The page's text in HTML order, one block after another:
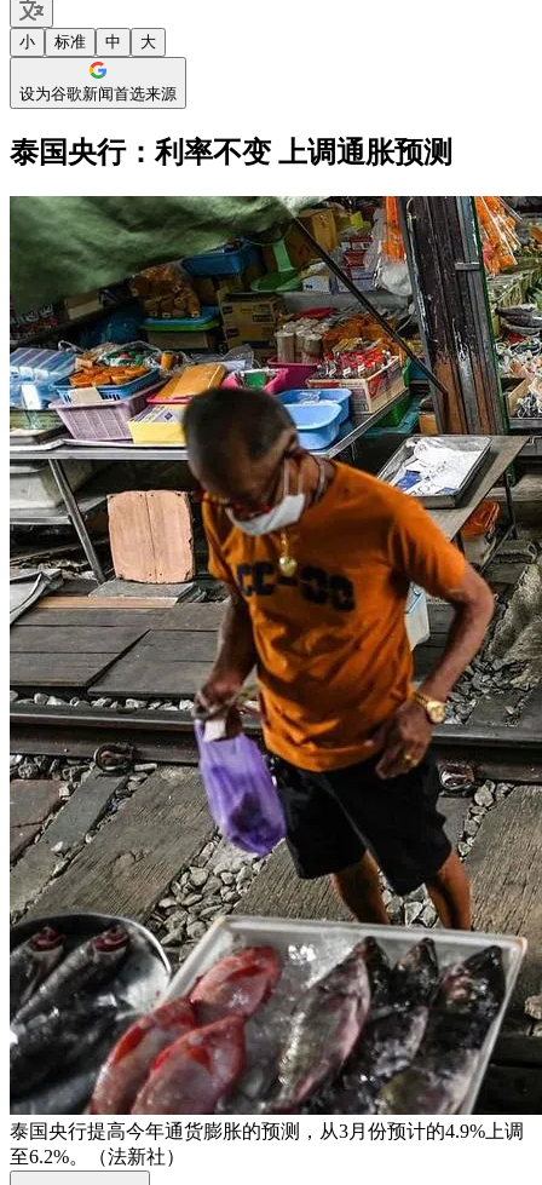
小 标准 中 大
设为谷歌新闻首选来源
泰国央行：利率不变 上调通胀预测
泰国央行提高今年通货膨胀的预测，从3月份预计的4.9%上调
至6.2%。（法新社）